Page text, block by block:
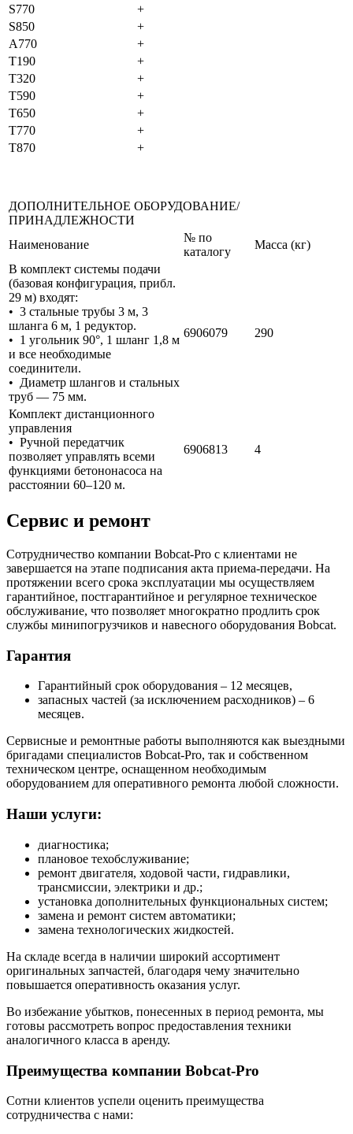
S770
+
S850
+
A770
+
T190
+
T320
+
T590
+
T650
+
T770
+
T870
+
ДОПОЛНИТЕЛЬНОЕ ОБОРУДОВАНИЕ/
ПРИНАДЛЕЖНОСТИ
Наименование
№ по
каталогу
Масса (кг)
В комплект системы подачи
(базовая конфигурация, прибл.
29 м) входят:
• 3 стальные трубы 3 м, 3
шланга 6 м, 1 редуктор.
• 1 угольник 90°, 1 шланг 1,8 м
и все необходимые
соединители.
• Диаметр шлангов и стальных
труб — 75 мм.
6906079 290
Комплект дистанционного
управления
• Ручной передатчик
позволяет управлять всеми
функциями бетононасоса на
расстоянии 60–120 м.
6906813 4
Сервис и ремонт
Сотрудничество компании Bobcat-Pro с клиентами не
завершается на этапе подписания акта приема-передачи. На
протяжении всего срока эксплуатации мы осуществляем
гарантийное, постгарантийное и регулярное техническое
обслуживание, что позволяет многократно продлить срок
службы минипогрузчиков и навесного оборудования Bobcat.
Гарантия
Гарантийный срок оборудования – 12 месяцев,
запасных частей (за исключением расходников) – 6
месяцев.
Сервисные и ремонтные работы выполняются как выездными
бригадами специалистов Bobcat-Pro, так и собственном
техническом центре, оснащенном необходимым
оборудованием для оперативного ремонта любой сложности.
Наши услуги:
диагностика;
плановое техобслуживание;
ремонт двигателя, ходовой части, гидравлики,
трансмиссии, электрики и др.;
установка дополнительных функциональных систем;
замена и ремонт систем автоматики;
замена технологических жидкостей.
На складе всегда в наличии широкий ассортимент
оригинальных запчастей, благодаря чему значительно
повышается оперативность оказания услуг.
Во избежание убытков, понесенных в период ремонта, мы
готовы рассмотреть вопрос предоставления техники
аналогичного класса в аренду.
Преимущества компании Bobcat-Pro
Сотни клиентов успели оценить преимущества
сотрудничества с нами: